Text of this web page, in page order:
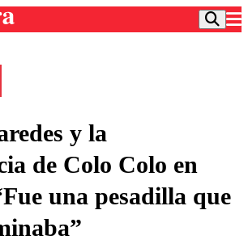
TV
Colo
Social
y la
de Colo Colo en
una pesadilla que